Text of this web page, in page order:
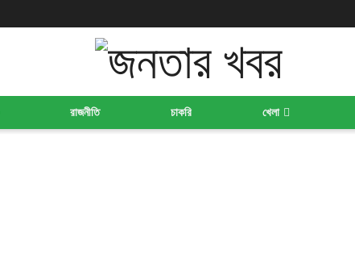
রাজনীতি চাকরি খেলা